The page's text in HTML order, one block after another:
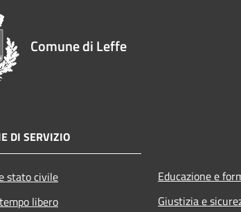
Comune di Leffe
DI SERVIZIO
stato civile
libero
Educazione e
Giustizia e